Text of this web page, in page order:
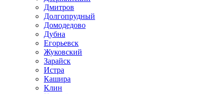
Дмитров
Долгопрудный
Домодедово
Дубна
Егорьевск
Жуковский
Зарайск
Истра
Кашира
Клин